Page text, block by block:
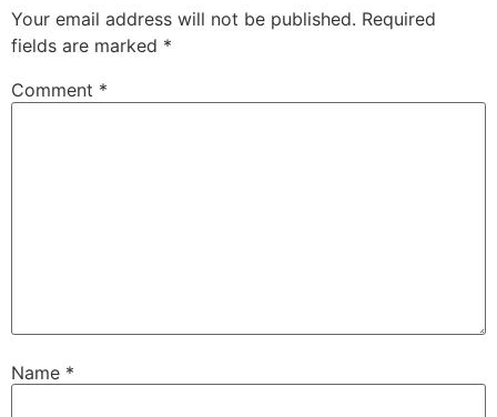
Your email address will not be published. Required
fields are marked *
Comment *
Name *